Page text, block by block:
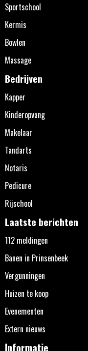
Sportschool
Kermis
Bowlen
Massage
Bedrijven
Kapper
Kinderopvang
Makelaar
Tandarts
Notaris
Pedicure
Rijschool
Laatste berichten
112 meldingen
Banen in Prinsenbeek
Vergunningen
Huizen te koop
Evenementen
Extern nieuws
Informatie